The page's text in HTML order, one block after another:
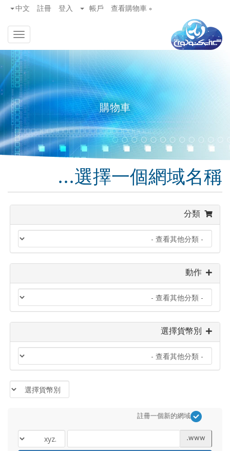
查看購物車 0
帳戶
登入
註冊
中文
購物車
選擇一個網域名稱...
註冊一個新的網域
www.